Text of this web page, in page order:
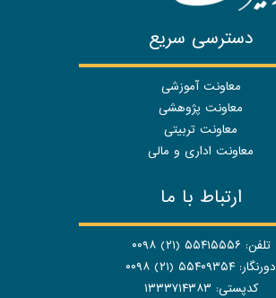
دسترسی سریع
معاونت آموزشی
معاونت پژوهشی
معاونت تربیتی
معاونت اداری و مالی
ارتباط با ما
تلفن: ۵۵۴۱۵۵۵۶ (۲۱) ۰۰۹۸
دورنگار: ۵۵۴۰۹۳۵۴ (۲۱) ۰۰۹۸
کدپستی: ۱۳۳۳۷۱۴۳۸۳